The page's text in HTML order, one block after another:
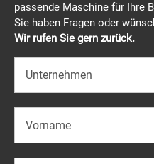
passende Maschine für Ihre
Sie haben Fragen oder
Wir rufen Sie gern zurück.